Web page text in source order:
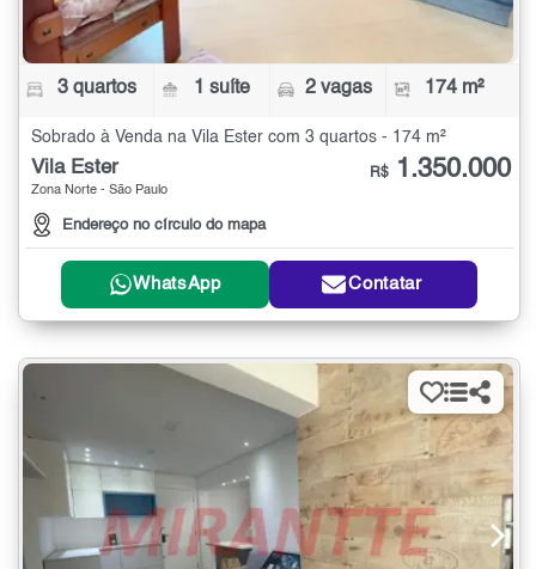
3 quartos 1 suíte 2 vagas 174 m²
Sobrado à Venda na Vila Ester com 3 quartos - 174 m²
Vila Ester
Zona Norte - São Paulo
Endereço no círculo do mapa
R$ 1.350.000
WhatsApp Contatar